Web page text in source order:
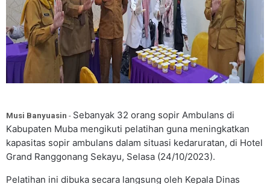
Musi Banyuasin - Sebanyak 32 orang sopir Ambulans di
Kabupaten Muba mengikuti pelatihan guna meningkatkan
kapasitas sopir ambulans dalam situasi kedaruratan, di Hotel
Grand Ranggonang Sekayu, Selasa (24/10/2023).
Pelatihan ini dibuka secara langsung oleh Kepala Dinas